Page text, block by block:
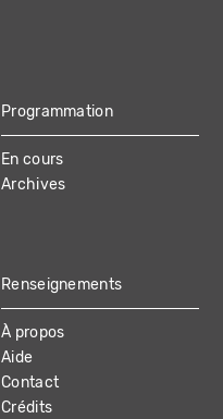
Programmation
En cours
Archives
Renseignements
À propos
Aide
Contact
Crédits